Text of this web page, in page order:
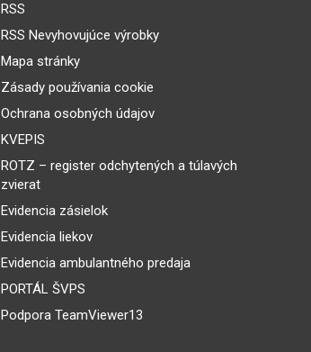
RSS
RSS Nevyhovujúce výrobky
Mapa stránky
Zásady používania cookie
Ochrana osobných údajov
KVEPIS
ROTZ – register odchytených a túlavých
zvierat
Evidencia zásielok
Evidencia liekov
Evidencia ambulantného predaja
PORTÁL ŠVPS
Podpora TeamViewer13